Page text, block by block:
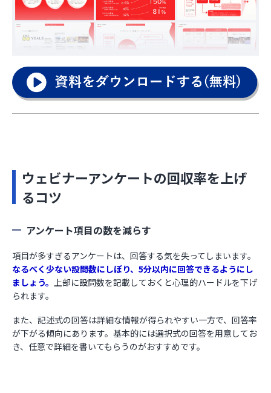
ウェビナーアンケートの回収率を上げ
るコツ
アンケート項目の数を減らす
項目が多すぎるアンケートは、回答する気を失ってしまいます。
なるべく少ない設問数にしぼり、5分以内に回答できるようにし
ましょう。 上部に設問数を記載しておくと心理的ハードルを下げ
られます。
また、記述式の回答は詳細な情報が得られやすい一方で、回答率
が下がる傾向にあります。基本的には選択式の回答を用意してお
き、任意で詳細を書いてもらうのがおすすめです。